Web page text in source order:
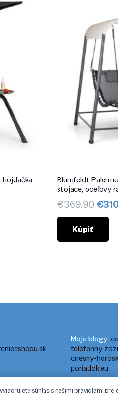
Blumfeldt
stojace, oceľový
€369.90
cena
€
Kúpiť
Moje blogy:
telefonny-
dnesny-
poriadok.eu
súhlas s našimi pravidlami pre